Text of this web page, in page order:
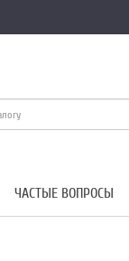
ЧАСТЫЕ ВОПРОСЫ